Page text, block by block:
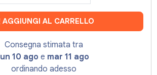
AGGIUNGI AL CARRELLO
Consegna stimata tra
lun 10 ago e mar 11 ago
ordinando adesso